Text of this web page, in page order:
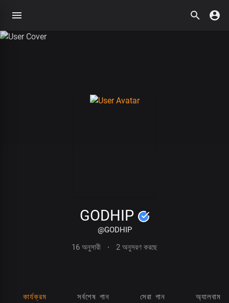
GODHIP
@GODHIP
16 অনুসারী
· 2 অনুসরণ করছে
কার্যক্রম সর্বশেষ গান সেরা গান অ্যালবাম